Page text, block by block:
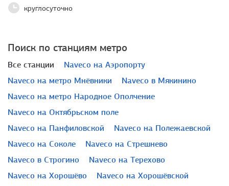
круглосуточно
Поиск по станциям метро
Все станции
Naveco на Аэропорту
Naveco на метро Мнёвники
Naveco в Мякинино
Naveco на метро Народное Ополчение
Naveco на Октябрьском поле
Naveco на Панфиловской
Naveco на Полежаевской
Naveco на Соколе
Naveco на Стрешнево
Naveco в Строгино
Naveco на Терехово
Naveco на Хорошёво
Naveco на Хорошёвской